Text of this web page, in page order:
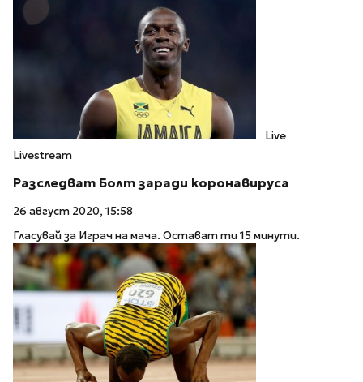
Live
Livestream
Разследват Болт заради коронавируса
26 август 2020, 15:58
Гласувай за Играч на мача. Остават ти 15 минути.